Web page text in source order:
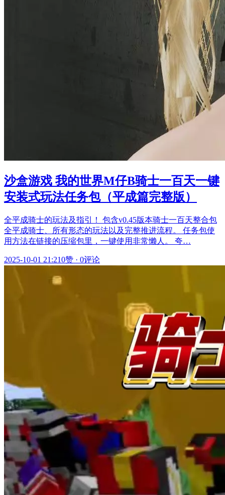
沙盒游戏 我的世界M仔B骑士一百天一键
安装式玩法任务包（平成篇完整版）
全平成骑士的玩法及指引！ 包含v0.45版本骑士一百天整合包
全平成骑士、所有形态的玩法以及完整推进流程。 任务包使
用方法在链接的压缩包里，一键使用非常懒人。 夸…
2025-10-01 21:210赞 · 0评论